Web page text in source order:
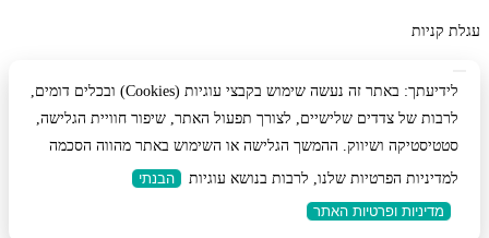
עגלת קניות
לידיעתך: באתר זה נעשה שימוש בקבצי עוגיות (Cookies) ובכלים דומים,
לרבות של צדדים שלישיים, לצורך תפעול האתר, שיפור חוויית הגלישה,
סטטיסטיקה ושיווק. ההמשך הגלישה או השימוש באתר מהווה הסכמה
למדיניות הפרטיות שלנו, לרבות בנושא עוגיות
הבנתי
מדיניות ופרטיות האתר